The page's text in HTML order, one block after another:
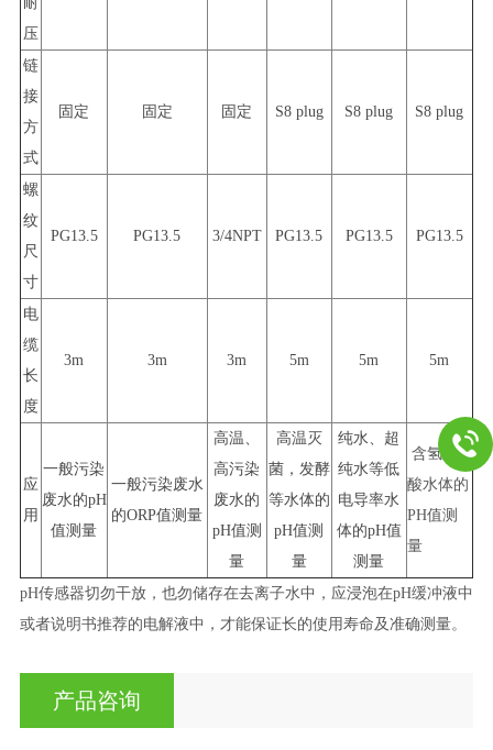
压
链
接
方
式
固定 固定 固定 S8 plug S8 plug S8 plug
螺
纹
尺
寸
PG13.5 PG13.5 3/4NPT PG13.5 PG13.5 PG13.5
电
缆
长
度
3m 3m 3m 5m 5m 5m
应
用
一般污染
废水的pH
值测量
一般污染废水
的ORP值测量
高温、
高污染
废水的
pH值测
量
高温灭
菌，发酵
等水体的
pH值测
量
纯水、超
纯水等低
电导率水
体的pH值
测量
含氢氟
酸水体的
PH值测
量
pH传感器切勿干放，也勿储存在去离子水中，应浸泡在pH缓冲液中
或者说明书推荐的电解液中，才能保证长的使用寿命及准确测量。
产品咨询